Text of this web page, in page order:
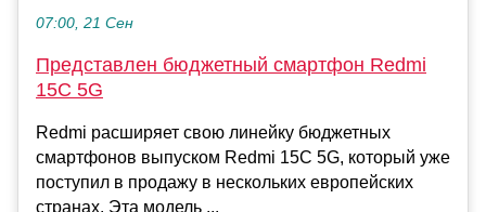
07:00, 21 Сен
Представлен бюджетный смартфон Redmi
15C 5G
Redmi расширяет свою линейку бюджетных
смартфонов выпуском Redmi 15C 5G, который уже
поступил в продажу в нескольких европейских
странах. Эта модель ...